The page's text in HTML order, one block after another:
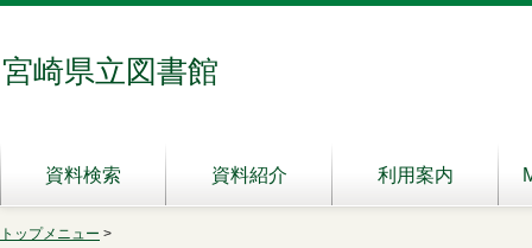
宮崎県立図書館
資料検索 資料紹介 利用案内
トップメニュー >